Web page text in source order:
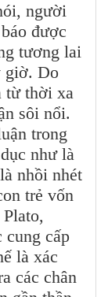
người
được
tương lai
giờ. Do
từ thời xa
sôi nổi.
trong
như là
nhồi nhét
trẻ vốn
cung cấp
là xác
các chân